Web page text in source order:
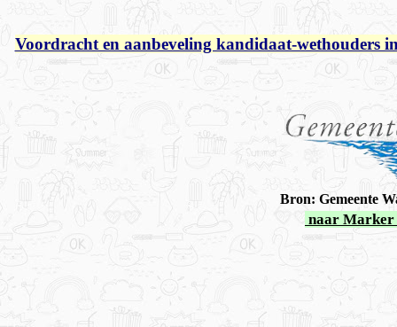
Voordracht en aanbeveling kandidaat-wethouders
Bron: Gemeente
naar Marker